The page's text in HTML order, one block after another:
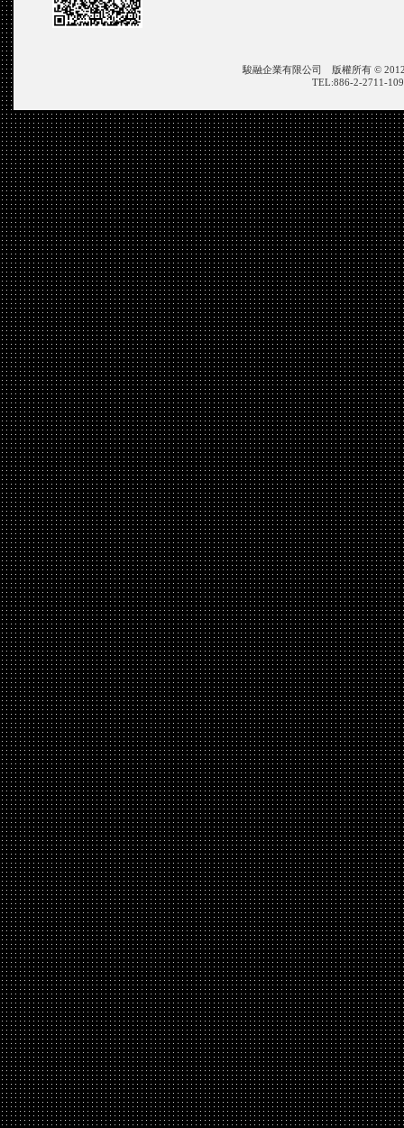
駿融企業有限公司 版權所有 © 2012
TEL:886-2-2711-